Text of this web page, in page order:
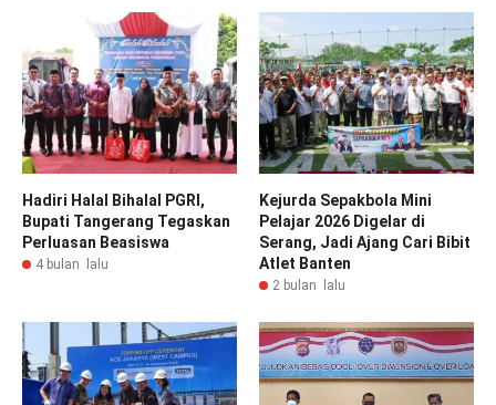
Hadiri Halal Bihalal PGRI,
Bupati Tangerang Tegaskan
Perluasan Beasiswa
4 bulan lalu
Kejurda Sepakbola Mini
Pelajar 2026 Digelar di
Serang, Jadi Ajang Cari Bibit
Atlet Banten
2 bulan lalu